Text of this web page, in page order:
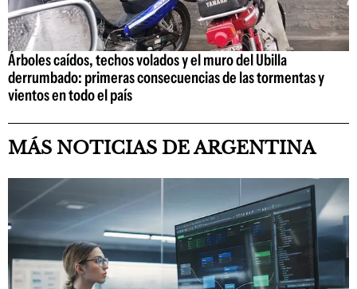
Árboles caídos, techos volados y el muro del Ubilla
derrumbado: primeras consecuencias de las tormentas y
vientos en todo el país
MÁS NOTICIAS DE ARGENTINA